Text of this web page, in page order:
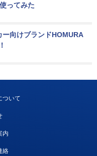
ってみた
ー向けブランドHOMURA
ついて
内
絡